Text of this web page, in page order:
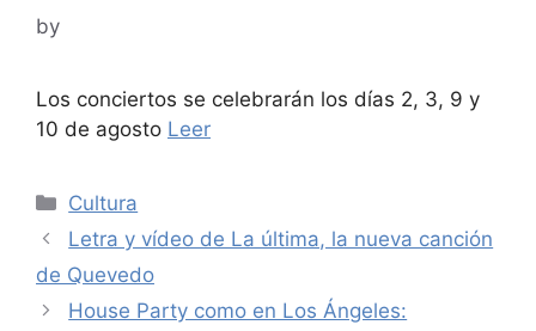
by
Los conciertos se celebrarán los días 2, 3, 9 y
10 de agosto Leer
Categories
Cultura
Letra y vídeo de La última, la nueva canción
de Quevedo
House Party como en Los Ángeles: